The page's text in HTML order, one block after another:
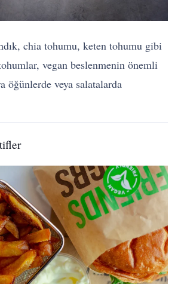
chia tohumu, keten tohumu gibi
vegan beslenmenin önemli
öğünlerde veya salatalarda